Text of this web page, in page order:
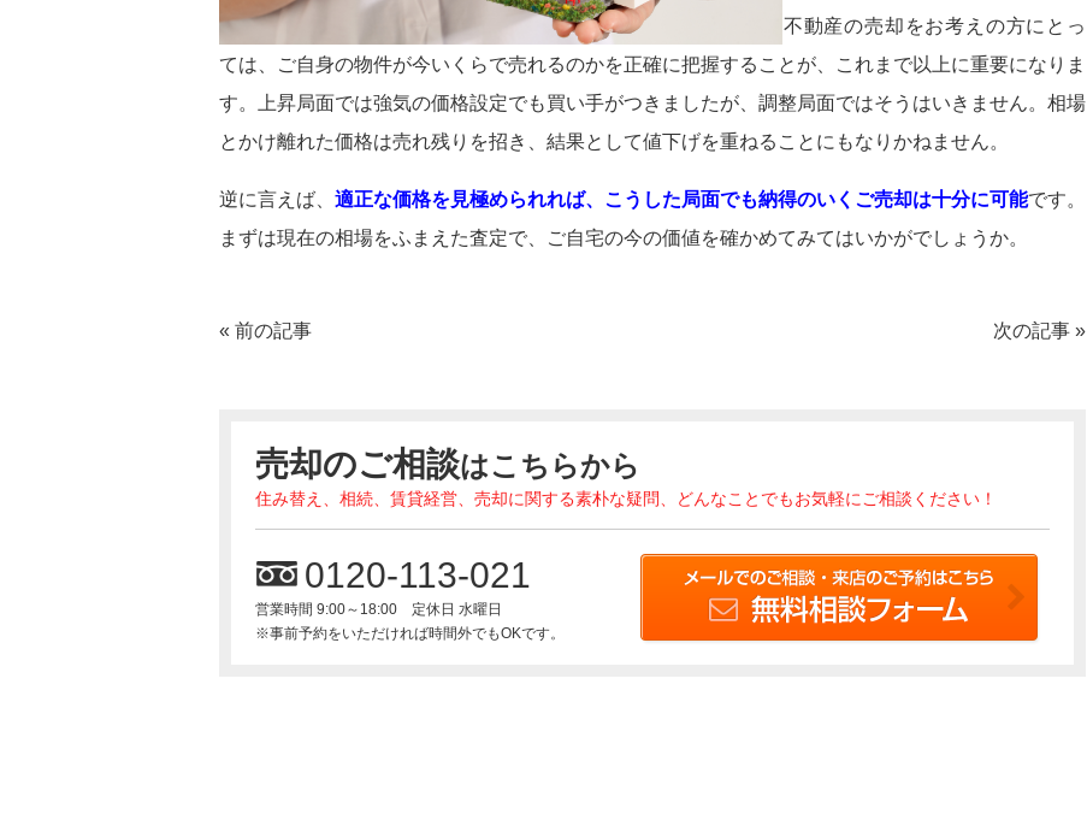
不動産の売却をお考えの方にとっ
ては、ご自身の物件が今いくらで売れるのかを正確に把握することが、これまで以上に重要になりま
す。上昇局面では強気の価格設定でも買い手がつきましたが、調整局面ではそうはいきません。相場
とかけ離れた価格は売れ残りを招き、結果として値下げを重ねることにもなりかねません。
逆に言えば、 適正な価格を見極められれば、こうした局面でも納得のいくご売却は十分に可能です。
まずは現在の相場をふまえた査定で、ご自宅の今の価値を確かめてみてはいかがでしょうか。
« 前の記事 次の記事 »
売却のご相談はこちらから
住み替え、相続、賃貸経営、売却に関する素朴な疑問、どんなことでもお気軽にご相談ください！
0120-113-021
営業時間 9:00～18:00 定休日 水曜日
※事前予約をいただければ時間外でもOKです。